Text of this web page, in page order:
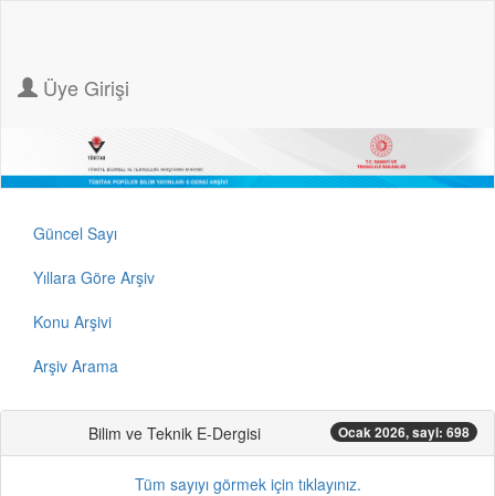
Üye Girişi
Güncel Sayı
Yıllara Göre Arşiv
Konu Arşivi
Arşiv Arama
Bilim ve Teknik E-Dergisi Ocak 2026, sayi: 698
Tüm sayıyı görmek için tıklayınız.